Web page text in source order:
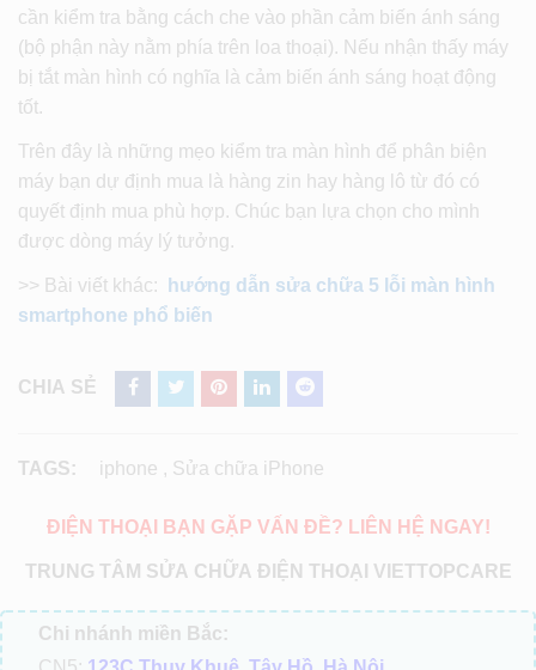
cần kiểm tra bằng cách che vào phần cảm biến ánh sáng
(bộ phận này nằm phía trên loa thoại). Nếu nhận thấy máy
bị tắt màn hình có nghĩa là cảm biến ánh sáng hoạt động
tốt.
Trên đây là những mẹo kiểm tra màn hình để phân biện
máy bạn dự định mua là hàng zin hay hàng lô từ đó có
quyết định mua phù hợp. Chúc bạn lựa chọn cho mình
được dòng máy lý tưởng.
>> Bài viết khác:
hướng dẫn sửa chữa 5 lỗi màn hình
smartphone phổ biến
CHIA SẺ
TAGS: iphone , Sửa chữa iPhone
ĐIỆN THOẠI BẠN GẶP VẤN ĐỀ? LIÊN HỆ NGAY!
TRUNG TÂM SỬA CHỮA ĐIỆN THOẠI VIETTOPCARE
Chi nhánh miền Bắc: